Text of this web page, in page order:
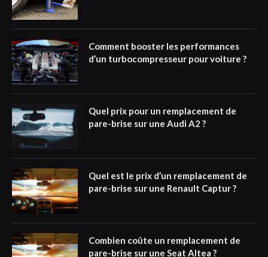
Comment booster les performances
d’un turbocompresseur pour voiture ?
Quel prix pour un remplacement de
pare-brise sur une Audi A2 ?
Quel est le prix d’un remplacement de
pare-brise sur une Renault Captur ?
Combien coûte un remplacement de
pare-brise sur une Seat Altea ?